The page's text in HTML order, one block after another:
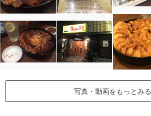
写真・動画をもっとみる